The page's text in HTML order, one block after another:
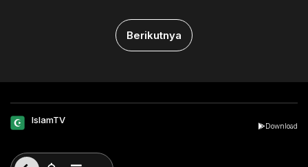
Berikutnya
IslamTV
Download